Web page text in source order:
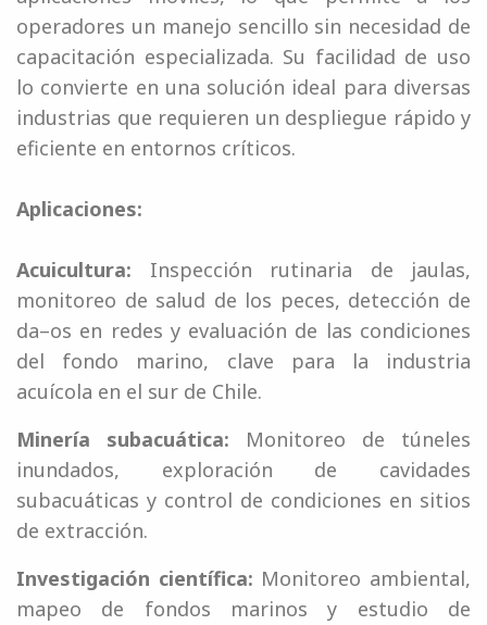
operadores un manejo sencillo sin necesidad de
capacitación especializada. Su facilidad de uso
lo convierte en una solución ideal para diversas
industrias que requieren un despliegue rápido y
eficiente en entornos críticos.
Aplicaciones:
Acuicultura: Inspección rutinaria de jaulas,
monitoreo de salud de los peces, detección de
da–os en redes y evaluación de las condiciones
del fondo marino, clave para la industria
acuícola en el sur de Chile.
Minería subacuática: Monitoreo de túneles
inundados, exploración de cavidades
subacuáticas y control de condiciones en sitios
de extracción.
Investigación científica: Monitoreo ambiental,
mapeo de fondos marinos y estudio de